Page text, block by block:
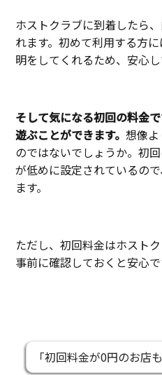
ホストクラブに到着したら
れます。初めて利用する方
明をしてくれるため、安心し
そして気になる初回の料金
遊ぶことができます。想像
のではないでしょうか。初
が低めに設定されているの
ます。
ただし、初回料金はホスト
事前に確認しておくと安心で
「初回料金が0円のお店